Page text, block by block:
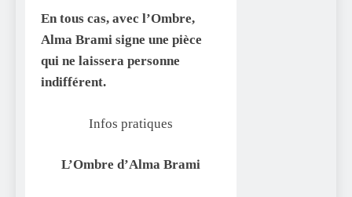
En tous cas, avec l’Ombre,
Alma Brami signe une pièce
qui ne laissera personne
indifférent.
Infos pratiques
L’Ombre d’Alma Brami